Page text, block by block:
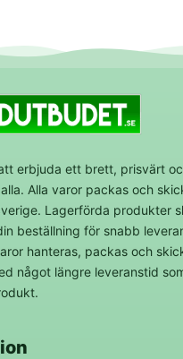
erbjuda ett brett, prisvärt
Alla varor packas och
Lagerförda produkter
beställning för snabb
hanteras, packas och
något längre leveranstid